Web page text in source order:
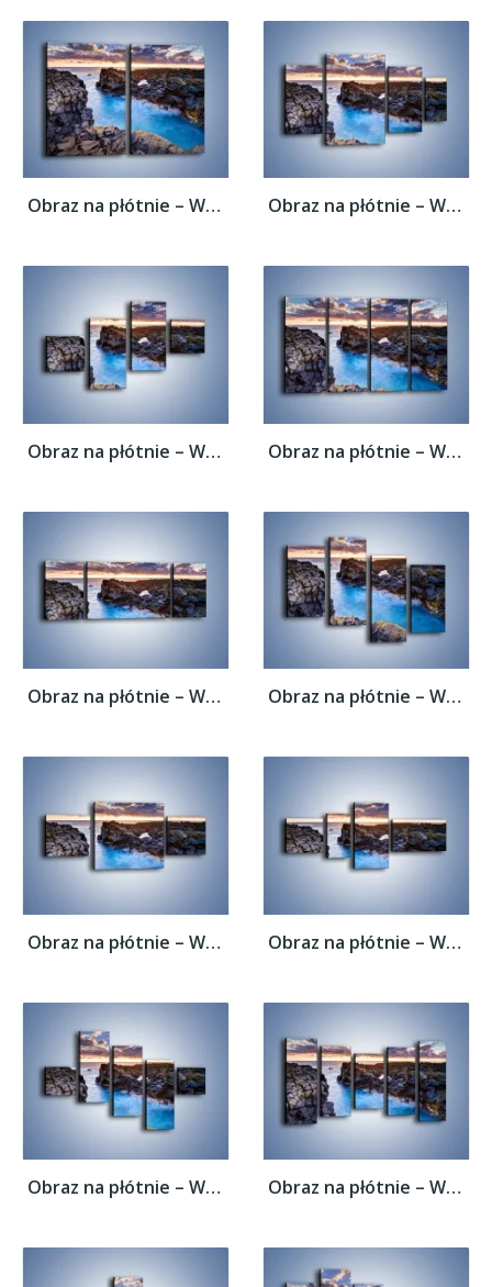
Obraz na płótnie – Wąwozem prosto do... Obraz na płótnie – Wąwozem prosto do...
Obraz na płótnie – Wąwozem prosto do... Obraz na płótnie – Wąwozem prosto do...
Obraz na płótnie – Wąwozem prosto do... Obraz na płótnie – Wąwozem prosto do...
Obraz na płótnie – Wąwozem prosto do... Obraz na płótnie – Wąwozem prosto do...
Obraz na płótnie – Wąwozem prosto do... Obraz na płótnie – Wąwozem prosto do...